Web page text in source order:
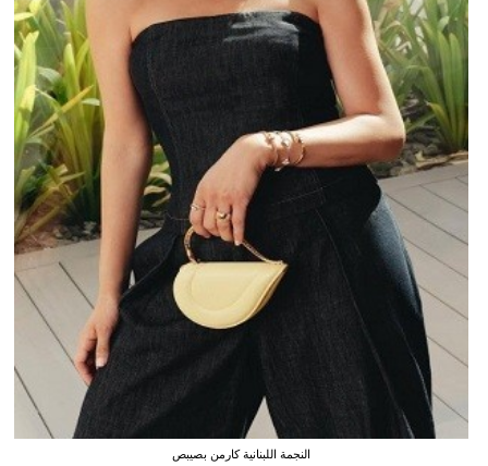
النجمة اللبنانية كارمن بصيبص